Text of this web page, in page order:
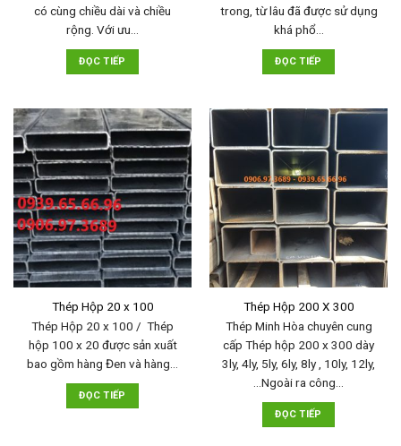
có cùng chiều dài và chiều
rộng. Với ưu…
ĐỌC TIẾP
trong, từ lâu đã được sử dụng
khá phổ…
ĐỌC TIẾP
Thép Hộp 20 x 100
Thép Hộp 20 x 100 / Thép
hộp 100 x 20 được sản xuất
bao gồm hàng Đen và hàng…
ĐỌC TIẾP
Thép Hộp 200 X 300
Thép Minh Hòa chuyên cung
cấp Thép hộp 200 x 300 dày
3ly, 4ly, 5ly, 6ly, 8ly , 10ly, 12ly,
…Ngoài ra công…
ĐỌC TIẾP